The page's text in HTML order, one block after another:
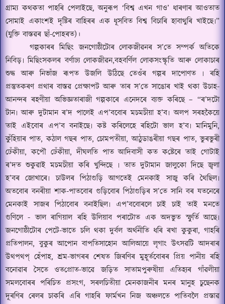
গ্ৰাম্য কথকতা পাহৰি পেলাইছে,অনুৰূপ ‘বিশ্ব এখন গাও’ ধাৰণাৰ আওতাত
সোমাই একাংশই দৃষ্টিৰ বাহিৰৰ এক ধূসবিত বিশ্ব বিচাৰি হাবাথুৰি খাইছে৷”
(যুক্তি বাস্তৱৰ ছাঁ-পোহৰত)।
গল্পকাৰৰ মিছিং জনগোষ্ঠীটোৰ লোকজীৱনৰ স’তে সম্পৰ্ক অতিকে
নিবিড়৷ মিছিংসকলৰ বৰ্ণাঢ্য লোকজীৱন,বহবৰ্ণিল লোকসংস্কৃতি আৰু লোকাচাৰ
শুদ্ধ আৰু নিভাঁজ ৰূপত উজলি উঠিছে তেওঁৰ গল্পৰ দাপোণত ৷ ৰহি
প্ৰস্তুতকৰণ প্ৰথাৰ বাস্তৱ প্ৰেক্ষাপট আৰু তাৰ স’তে সাঙোৰ খাই থকা উচাহ-
আনন্দৰ ৰহণীয়া অভিজ্ঞতাৰাজী গল্পকাৰে এনেদৰে ব্যক্ত কৰিছে – “ৰ’দটো
টান৷ আৰু দুটামান ৰ’দ পালেই এপ’ববোৰ মচমচীয়া হ’ব৷ অলপ সৰহকৈয়ে
তাই এইবোৰ এপ’ব বনাইছে৷ কষ্ট কৰিলেহে ৰহিটো ভাল হ’ব৷ মানিমুনি,
কুঁহিয়াৰ পাত,কঠাল গছৰ পাত,চোমপতীয়া,আঠুডাঙৰীয়া গছৰ পাত,ভুৰভুৰী
ঢেঁকীয়া,কপৌ ঢেঁকীয়া,দীঘলতি পাত আদিবাসী কত কষ্টেৰেতাই গোটাই
ৰ’দত শুকুৱাই মচমচীয়া কৰি খুন্দিছে ৷ তাত দুটামান জালুকো দিছে জ্বলা
হ’বৰ জোখাৰে৷ চাউলৰ পিঠাগুড়ি আগতেই মেনকাই সাজু কৰি থৈছিল৷
অতবোৰ বনৰীয়া শাক-পাতবোৰ গুড়িবোৰ পিঠাগুড়িৰ স’তে সানি বৰ যতনেৰে
মেনকাই সাজৰ পিঠাবোৰ বনাইছিল৷ এপ’ববোৰলে চাই চাই তাই মনতে
গুণিলে - ভাল ৰাগিয়াল ৰহি উলিয়াব পৰাটোত এক অদভুত স্ফুৰ্তিআছে৷
জনগোষ্ঠীটোৰ পেটে-ভাতে চলি থকা দুৰ্বল অর্থনীতি ধৰি ৰখা কুকুৰা,গাহৰি
প্ৰতিপালন,বুকুৰ আপোন বাপতিসাহোন আলিআয়ে লৃগাং উৎসৱটি আদৰাৰ
উথপথপ্‌ হেঁপাহ,শ্ৰম-ভাগৰৰ শেষত জিৰণিৰ মুহূৰ্তবোৰৰ প্ৰিয় পানীয় ৰহি
বনোৱাৰ সৈতে ওতপ্ৰোত-ভাৱে জড়িত সাতামপুৰুষীয়া এতিহ্যৰ গাঁৱলীয়া
সমলবোৰৰ পৰিচিত প্ৰসংগ,সৰলচিতীয়া মেনকাজনীৰ মনৰ মানুহ চুছেনক
দূৰণিৰ ৰেলৰ চাকৰি এৰি গাহৰি ফাৰ্মখন নিজ অঞ্চলতে পাতিবলৈ প্ৰস্তাৱ